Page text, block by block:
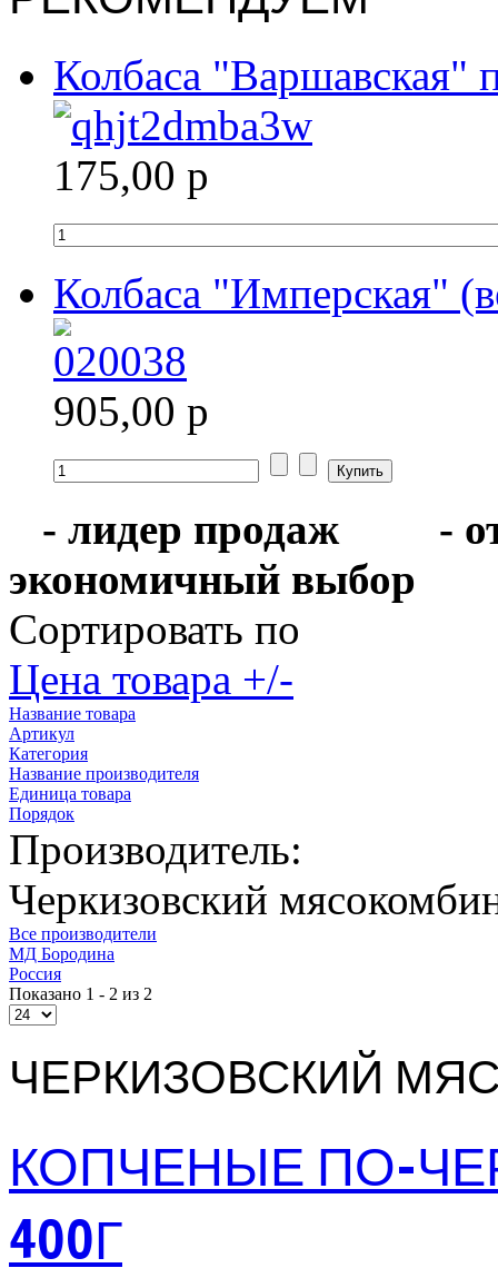
Колбаса "Варшавская"
175,00 р
Колбаса "Имперская"
905,00 р
- лидер продаж
-
экономичный
Сортировать по
Цена товара +/-
Название товара
Артикул
Категория
Название производителя
Единица товара
Порядок
Производитель:
Черкизовский
Все производители
МД Бородина
Россия
Показано 1 - 2 из 2
ЧЕРКИЗОВСКИЙ
КОПЧЕНЫЕ ПО-
400Г